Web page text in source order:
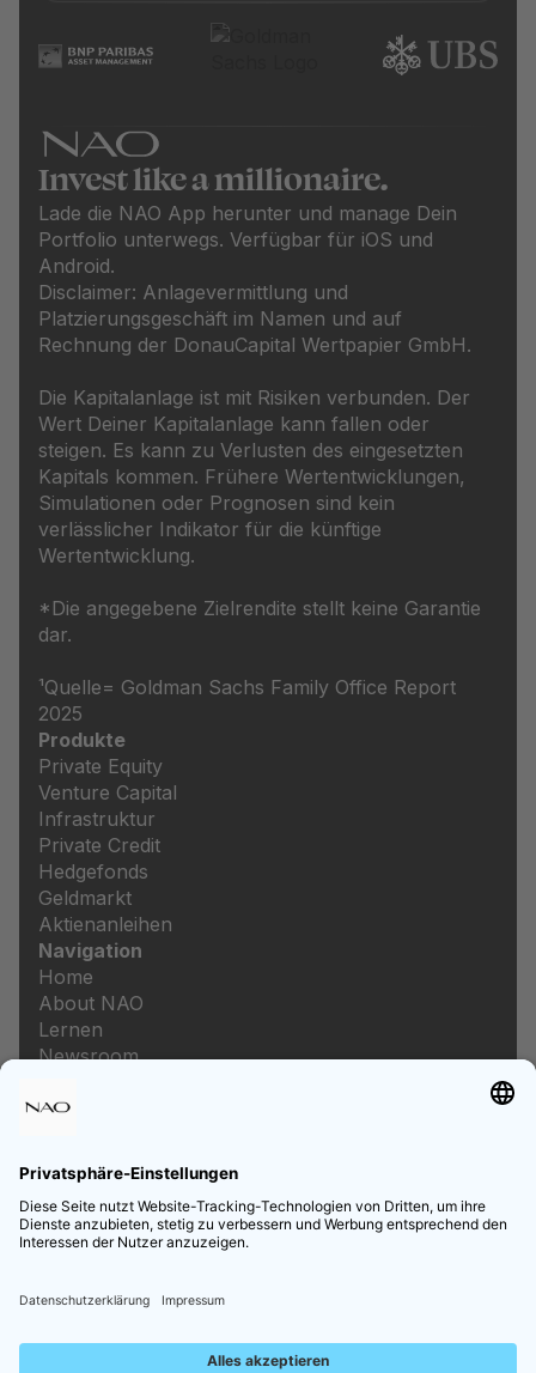
Invest like a millionaire.
Lade die NAO App herunter und manage Dein
Portfolio unterwegs. Verfügbar für iOS und
Android.
Disclaimer: Anlagevermittlung und
Platzierungsgeschäft im Namen und auf
Rechnung der DonauCapital Wertpapier GmbH.
Die Kapitalanlage ist mit Risiken verbunden. Der
Wert Deiner Kapitalanlage kann fallen oder
steigen. Es kann zu Verlusten des eingesetzten
Kapitals kommen. Frühere Wertentwicklungen,
Simulationen oder Prognosen sind kein
verlässlicher Indikator für die künftige
Wertentwicklung.
*Die angegebene Zielrendite stellt keine Garantie
dar.
¹Quelle= Goldman Sachs Family Office Report
2025
Produkte
Private Equity
Venture Capital
Infrastruktur
Private Credit
Hedgefonds
Geldmarkt
Aktienanleihen
Navigation
Home
About NAO
Lernen
Newsroom
Rechtliches
Datenschutz
Datenschutzeinstellungen
Preis- und Leistungsverzeichnis
Informationen zur Barrierefreiheit